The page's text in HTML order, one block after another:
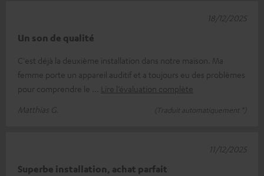
Un son de qualité
C'est déjà la deuxième installation dans notre maison. Ma
femme porte un appareil auditif et a toujours eu des problèmes
pour comprendre le
Lire l’évaluation complète
Matthias G.
(Traduit automatiquement *)
18/12/2025
Superbe installation, achat parfait
11/12/2025